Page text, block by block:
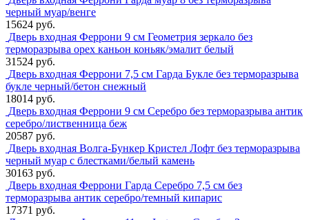
черный муар/венге
15624 руб.
Дверь входная Феррони 9 см Геометрия зеркало без
терморазрыва орех каньон коньяк/эмалит белый
31524 руб.
Дверь входная Феррони 7,5 см Гарда Букле без терморазрыва
букле черный/бетон снежный
18014 руб.
Дверь входная Феррони 9 см Серебро без терморазрыва антик
серебро/лиственница беж
20587 руб.
Дверь входная Волга-Бункер Кристел Лофт без терморазрыва
черный муар с блестками/белый камень
30163 руб.
Дверь входная Феррони Гарда Серебро 7,5 см без
терморазрыва антик серебро/темный кипарис
17371 руб.